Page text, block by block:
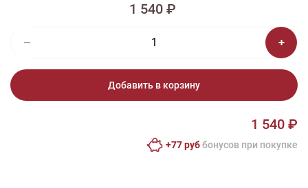
1 540 ₽
Добавить в корзину
1 540 ₽
+77 руббонусов при покупке